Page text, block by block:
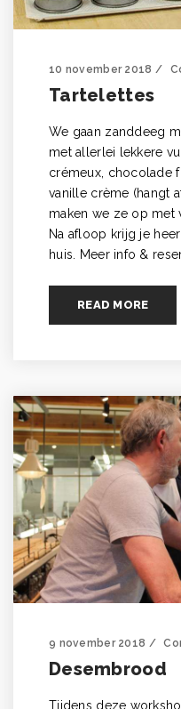
10 november 2018
Tartelettes
We gaan zanddeeg
met allerlei lekkere
crémeux, chocolade
vanille crème (hangt
maken we ze op met
Na afloop krijg je
huis. Meer info &
READ MORE
9 november 2018
Desembrood
Tijdens deze